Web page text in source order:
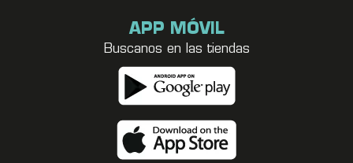
APP MÓVIL
Buscanos en las tiendas